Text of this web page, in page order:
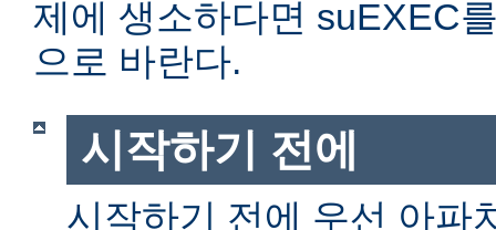
제에 생소하다면 suEXEC
으로 바란다.
시작하기 전에
시작하기 전에 우선 아파